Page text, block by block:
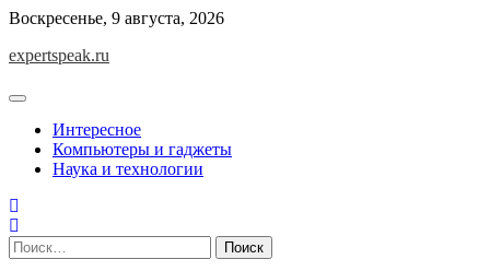
Skip
content
Воскресенье, 9 августа, 2026
expertspeak.ru
Интересное
Компьютеры и гаджеты
Наука и технологии
Найти: